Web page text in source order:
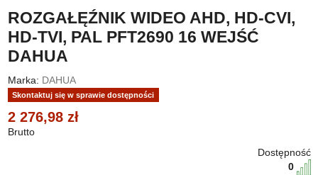
ROZGAŁĘŹNIK WIDEO AHD, HD-CVI,
HD-TVI, PAL PFT2690 16 WEJŚĆ
DAHUA
Marka: DAHUA
Skontaktuj się w sprawie dostępności
2 276,98 zł
Brutto
Dostępność
0